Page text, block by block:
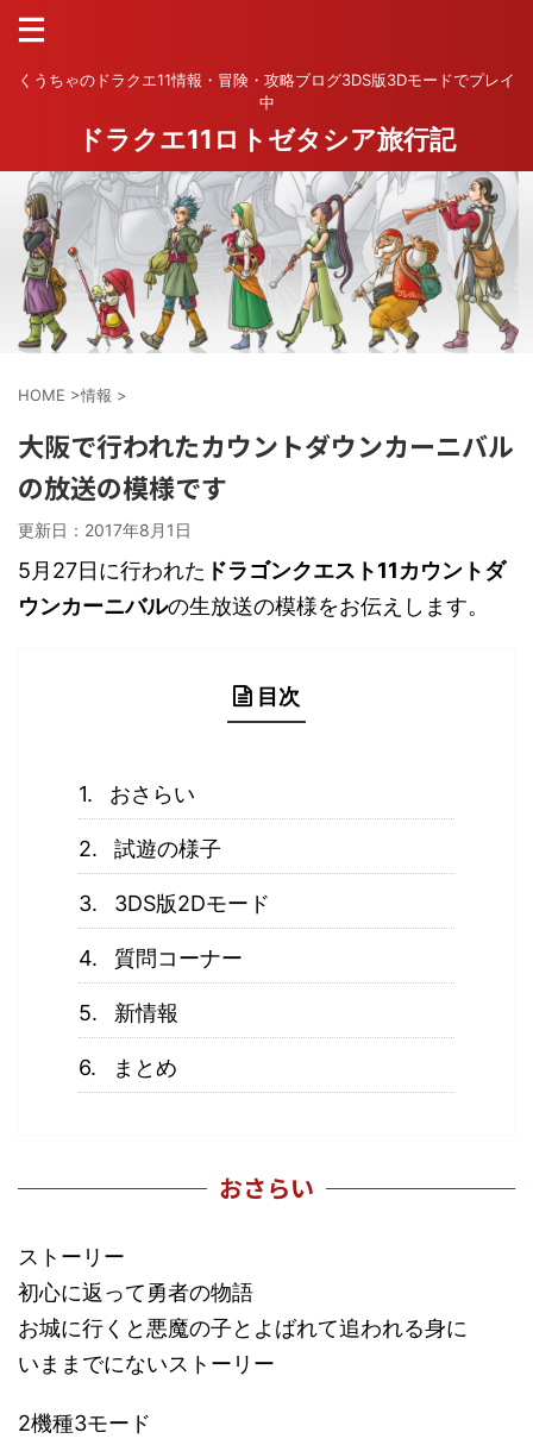
くうちゃのドラクエ11情報・冒険・攻略ブログ3DS版3Dモードでプレイ
中
ドラクエ11ロトゼタシア旅行記
HOME >情報 >
大阪で行われたカウントダウンカーニバル
の放送の模様です
更新日： 2017年8月1日
5月27日に行われた ドラゴンクエスト11カウントダ
ウンカーニバルの生放送の模様をお伝えします。
目次
おさらい
試遊の様子
3DS版2Dモード
質問コーナー
新情報
まとめ
おさらい
ストーリー
初心に返って勇者の物語
お城に行くと悪魔の子とよばれて追われる身に
いままでにないストーリー
2機種3モード